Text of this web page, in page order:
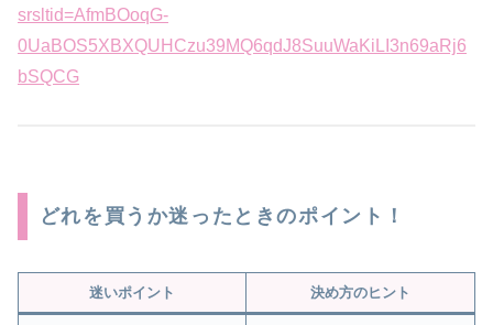
srsltid=AfmBOoqG-
0UaBOS5XBXQUHCzu39MQ6qdJ8SuuWaKiLI3n69aRj6
bSQCG
どれを買うか迷ったときのポイント！
迷いポイント 決め方のヒント